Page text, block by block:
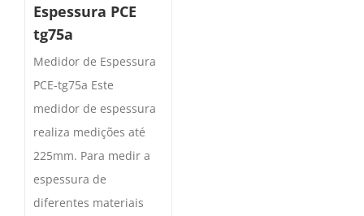
Espessura PCE
tg75a
Medidor de Espessura
PCE-tg75a Este
medidor de espessura
realiza medições até
225mm. Para medir a
espessura de
diferentes materiais